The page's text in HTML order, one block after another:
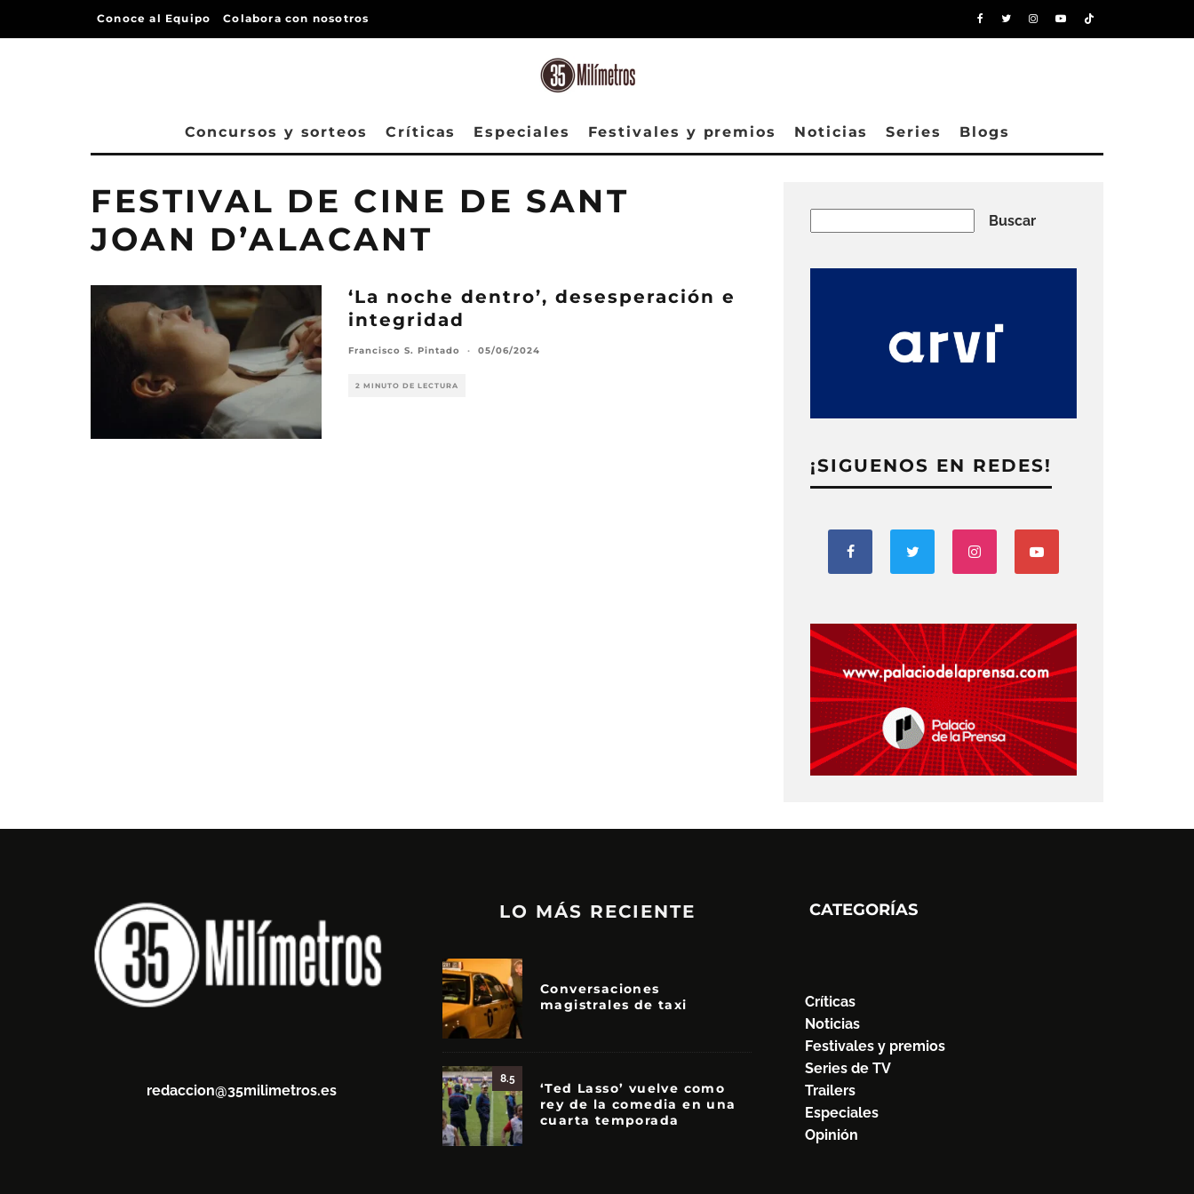
Conoce al Equipo Colabora con nosotros
Concursos y sorteos Críticas Especiales Festivales y premios Noticias Series Blogs
FESTIVAL DE CINE DE SANT
JOAN D’ALACANT
‘La noche dentro’, desesperación e
integridad
Francisco S. Pintado · 05/06/2024
2 MINUTO DE LECTURA
Buscar
¡SIGUENOS EN REDES!
redaccion@35milimetros.es
LO MÁS RECIENTE
Conversaciones
magistrales de taxi
8.5
‘Ted Lasso’ vuelve como
rey de la comedia en una
cuarta temporada
CATEGORÍAS
Críticas
Noticias
Festivales y premios
Series de TV
Trailers
Especiales
Opinión